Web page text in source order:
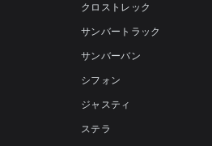
クロストレック
サンバートラック
サンバーバン
シフォン
ジャスティ
ステラ